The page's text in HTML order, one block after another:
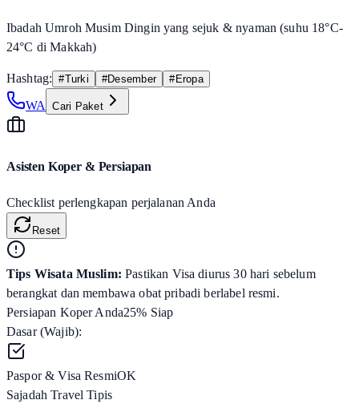
Ibadah Umroh Musim Dingin yang sejuk & nyaman (suhu 18°C-
24°C di Makkah)
Hashtag: #Turki #Desember #Eropa
WA Cari Paket
Asisten Koper & Persiapan
Checklist perlengkapan perjalanan Anda
Reset
Tips Wisata Muslim: Pastikan Visa diurus 30 hari sebelum
berangkat dan membawa obat pribadi berlabel resmi.
Persiapan Koper Anda25% Siap
Dasar (Wajib):
Paspor & Visa ResmiOK
Sajadah Travel Tipis